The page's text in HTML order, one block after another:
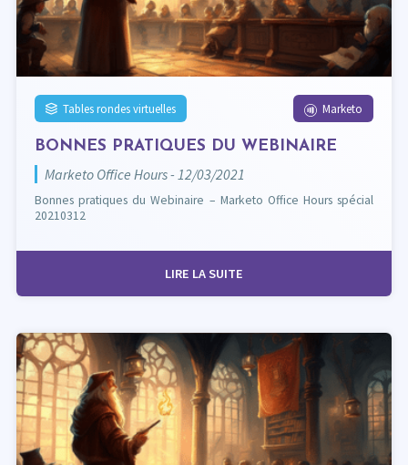
Tables rondes virtuelles Marketo
BONNES PRATIQUES DU WEBINAIRE
Marketo Office Hours - 12/03/2021
Bonnes pratiques du Webinaire – Marketo Office Hours spécial
20210312
LIRE LA SUITE